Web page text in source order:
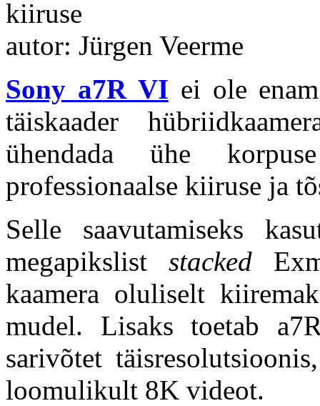
kiiruse
autor: Jürgen Veerme
Sony a7R VI ei ole
täiskaader
ühendada ühe
professionaalse kiiruse ja
Selle saavutamiseks
megapikslist stacked
kaamera oluliselt
mudel. Lisaks toetab
sarivõtet
loomulikult 8K videot.